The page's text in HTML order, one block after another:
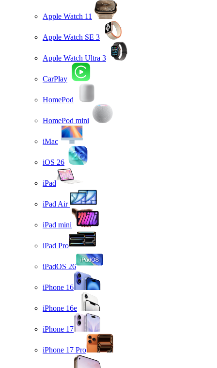
Apple Watch 11
Apple Watch SE 3
Apple Watch Ultra 3
CarPlay
HomePod
HomePod mini
iMac
iOS 26
iPad
iPad Air
iPad mini
iPad Pro
iPadOS 26
iPhone 16
iPhone 16e
iPhone 17
iPhone 17 Pro